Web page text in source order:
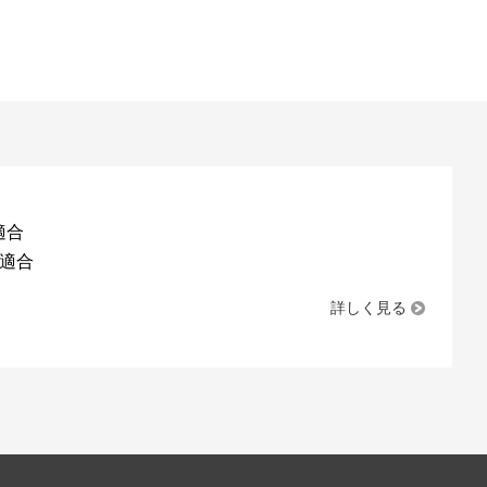
合
合
詳しく見る